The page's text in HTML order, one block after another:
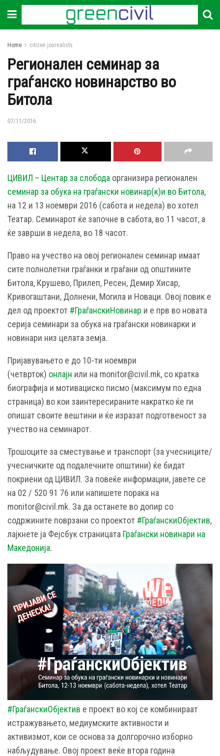
Home citizen journalists
Регионален семинар за
граѓанско новинарство во
Битола
07/11/2016
ЦИВИЛ – Центар за слобода организира регионален
семинар за обука на граѓански новинар(к)и во Битола,
на 12 и 13 ноември 2016 (сабота и недела) во хотел
Театар. Семинарот ќе започне в сабота, во 11 часот, а
ќе заврши в недела, во 18 часот.
Право на учество на овој регионален семинар имаат
сите полнолетни граѓанки и граѓани од општините
Битола, Крушево, Прилеп, Ресен, Демир Хисар,
Кривогаштани, Долнени, Могила и Новаци. Овој повик е
дел од проектот #ГраѓанскиНовинар и е прв во новата
серија семинари за обука на граѓански новинарки и
новинари низ целата земја.
Пријавувањето е до 10-ти ноември
(четврток) онлајн или на monitor@civil.mk, со кратка
биографија и мотивациско писмо (максимум по една
страница) во кои заинтересираните накратко ќе ги
опишат своите вештини и ќе изразат подготвеност за
учество на семинарот.
Трошоците за сместување и транспорт (за учесниците/
учесничките од подалечните општини) ќе бидат
покриени од ЦИВИЛ. За повеќе информации, јавете се
на 02 / 520 91 76 или напишете порака на
monitor@civil.mk. За да останете во допир со
содржините поврзани со проектот #ГраѓанскиОбјектив,
лајкнете ја Фејсбук страницата Граѓански новинари на
Македонија.
#ГраѓанскиОбјектив е проект во кој се комбинираат
истражувањето, медиумските активности и
активизмот, кои се основа за долгорочно изборно
набљудување. Овој проект веќе втора година